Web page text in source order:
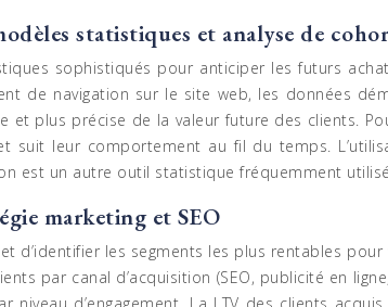
statistiques et analyse de
sophistiqués pour anticiper les futurs
de navigation sur le site web, les données
plus précise de la valeur future des clients.
suit leur comportement au fil du temps.
est un autre outil statistique fréquemment
marketing et SEO
d’identifier les segments les plus rentables
par canal d’acquisition (SEO, publicité en